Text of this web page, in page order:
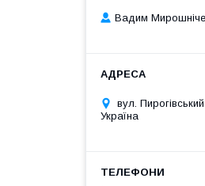
Вадим
вул.
Україна